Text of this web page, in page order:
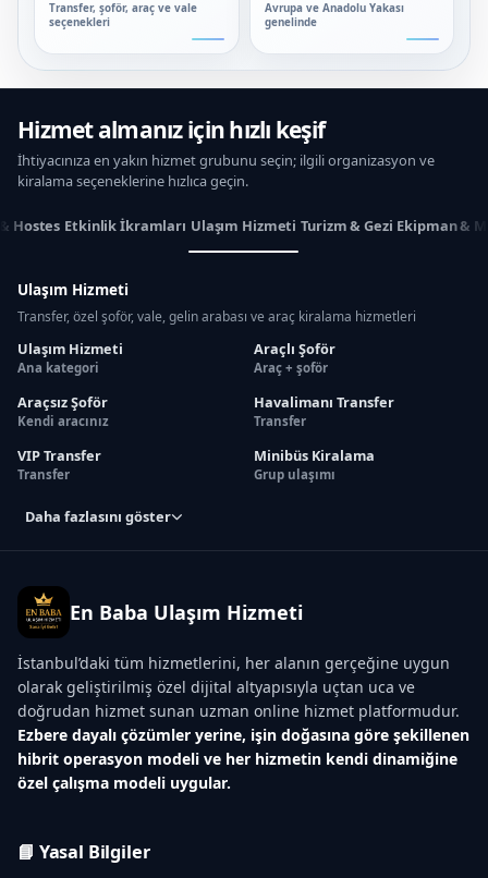
Transfer, şoför, araç ve vale
seçenekleri
Avrupa ve Anadolu Yakası
genelinde
Hizmet almanız için hızlı keşif
İhtiyacınıza en yakın hizmet grubunu seçin; ilgili organizasyon ve
kiralama seçeneklerine hızlıca geçin.
Hostes Etkinlik İkramları Ulaşım Hizmeti Turizm & Gezi Ekipman &
Ulaşım Hizmeti
Transfer, özel şoför, vale, gelin arabası ve araç kiralama hizmetleri
Ulaşım Hizmeti
Ana kategori
Araçlı Şoför
Araç + şoför
Araçsız Şoför
Kendi aracınız
Havalimanı Transfer
Transfer
VIP Transfer
Transfer
Minibüs Kiralama
Grup ulaşımı
Daha fazlasını göster
En Baba Ulaşım Hizmeti
İstanbul’daki tüm hizmetlerini, her alanın gerçeğine uygun
olarak geliştirilmiş özel dijital altyapısıyla uçtan uca ve
doğrudan hizmet sunan uzman online hizmet platformudur.
Ezbere dayalı çözümler yerine, işin doğasına göre şekillenen
hibrit operasyon modeli ve her hizmetin kendi dinamiğine
özel çalışma modeli uygular.
📘 Yasal Bilgiler